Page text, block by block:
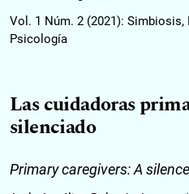
Vol. 1 Núm. 2 (2021): Simbiosis,
Psicología
Las cuidadoras
silenciado
Primary caregivers: A